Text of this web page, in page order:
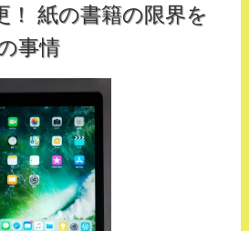
！ 紙の書籍の限界を
事情